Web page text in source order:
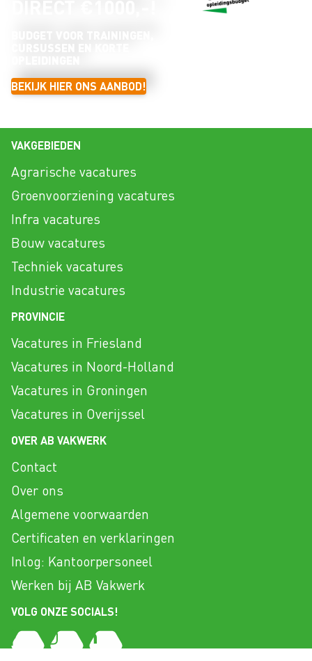
BEKIJK HIER ONS AANBOD!
VAKGEBIEDEN
Agrarische vacatures
Groenvoorziening vacatures
Infra vacatures
Bouw vacatures
Techniek vacatures
Industrie vacatures
PROVINCIE
Vacatures in Friesland
Vacatures in Noord-Holland
Vacatures in Groningen
Vacatures in Overijssel
OVER AB VAKWERK
Contact
Over ons
Algemene voorwaarden
Certificaten en verklaringen
Inlog: Kantoorpersoneel
Werken bij AB Vakwerk
VOLG ONZE SOCIALS!